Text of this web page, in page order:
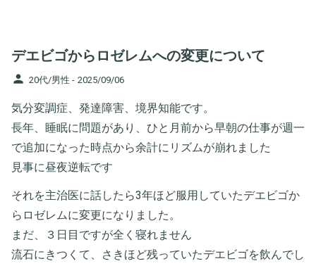
デエビゴからロゼレムへの変更について
person 20代/男性 - 2025/09/06
気分変調症、発達障害、境界知能です。
長年、睡眠に問題があり、ひと月前から早朝の仕事が週一
で追加になった時点から余計にリズムが崩れました
見事に昼夜逆転です
それを主治医に話したら3年ほど服用していたデエビゴか
らロゼレムに変更になりました。
まだ、３日目ですが全く寝れません
流石にきつくて、さきほど残っていたデエビゴを飲んでし